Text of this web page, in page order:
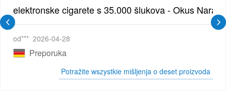
| Elegantna Voćna Kombinacija
elektronske cigarete s 35.000 šlukova - Okus
od*** 2026-04-28
Preporuka
Potražite wszystkie mišljenja o deset proizvoda